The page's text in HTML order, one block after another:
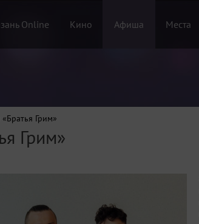
Online Кино Афиша Места
Грим»
Грим»